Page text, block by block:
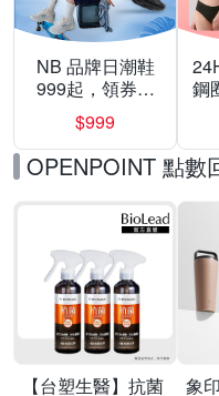
NB 品牌日潮鞋
999起，領券折
上折 最高回饋
40%
$999
鋼
OPENPOINT 點數
【台塑生醫】抗菌
象